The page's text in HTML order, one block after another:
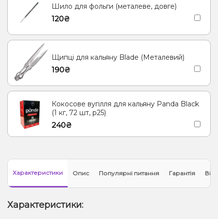
Шило для фольги (металеве, довге)
120₴
Щипці для кальяну Blade (Металевий)
190₴
Кокосове вугілля для кальяну Panda Black
(1 кг, 72 шт, р25)
240₴
Характеристики Опис Популярні питання Гарантія
Характеристики: